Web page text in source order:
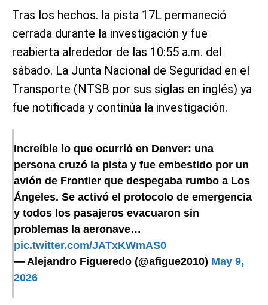
Tras los hechos. la pista 17L permaneció
cerrada durante la investigación y fue
reabierta alrededor de las 10:55 a.m. del
sábado. La Junta Nacional de Seguridad en el
Transporte (NTSB por sus siglas en inglés) ya
fue notificada y continúa la investigación.
Increíble lo que ocurrió en Denver: una
persona cruzó la pista y fue embestido por un
avión de Frontier que despegaba rumbo a Los
Ángeles. Se activó el protocolo de emergencia
y todos los pasajeros evacuaron sin
problemas la aeronave…
pic.twitter.com/JATxKWmAS0
— Alejandro Figueredo (@afigue2010) May 9,
2026